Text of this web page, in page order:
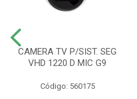
CAMERA TV P/SIST. SEG
VHD 1220 D MIC G9
Código: 560175